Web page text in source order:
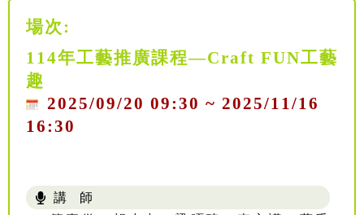
場次:
114年工藝推廣課程—Craft FUN工藝
趣
2025/09/20 09:30 ~ 2025/11/16
16:30
講 師